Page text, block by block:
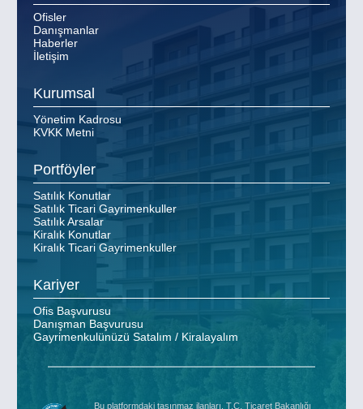
Ofisler
Danışmanlar
Haberler
İletişim
Kurumsal
Yönetim Kadrosu
KVKK Metni
Portföyler
Satılık Konutlar
Satılık Ticari Gayrimenkuller
Satılık Arsalar
Kiralık Konutlar
Kiralık Ticari Gayrimenkuller
Kariyer
Ofis Başvurusu
Danışman Başvurusu
Gayrimenkulünüzü Satalım / Kiralayalım
Bu platformdaki taşınmaz ilanları, T.C. Ticaret Bakanlığı